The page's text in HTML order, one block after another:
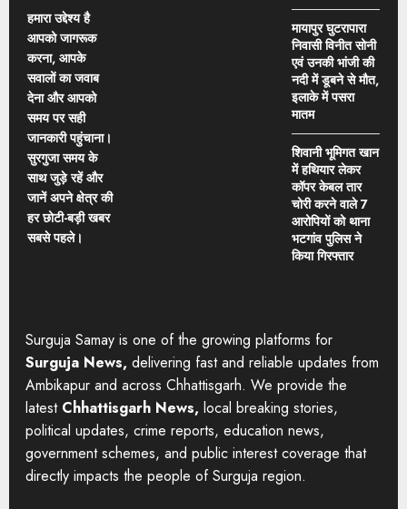
हमारा उद्देश्य है
आपको जागरूक
करना, आपके
सवालों का जवाब
देना और आपको
समय पर सही
जानकारी पहुंचाना।
सुरगुजा समय के
साथ जुड़े रहें और
जानें अपने क्षेत्र की
हर छोटी-बड़ी खबर
सबसे पहले।
मायापुर घुटरापारा
निवासी विनीत सोनी
एवं उनकी भांजी की
नदी में डूबने से मौत,
इलाके में पसरा
मातम
शिवानी भूमिगत खान
में हथियार लेकर
कॉपर केबल तार
चोरी करने वाले 7
आरोपियों को थाना
भटगांव पुलिस ने
किया गिरफ्तार
Surguja Samay is one of the growing platforms for
Surguja News, delivering fast and reliable updates from
Ambikapur and across Chhattisgarh. We provide the
latest Chhattisgarh News, local breaking stories,
political updates, crime reports, education news,
government schemes, and public interest coverage that
directly impacts the people of Surguja region.